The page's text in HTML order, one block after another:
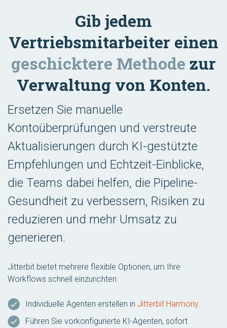
Gib jedem
Vertriebsmitarbeiter einen
geschicktere Methode zur
Verwaltung von Konten.
Ersetzen Sie manuelle
Kontoüberprüfungen und verstreute
Aktualisierungen durch KI-gestützte
Empfehlungen und Echtzeit-Einblicke,
die Teams dabei helfen, die Pipeline-
Gesundheit zu verbessern, Risiken zu
reduzieren und mehr Umsatz zu
generieren.
Jitterbit bietet mehrere flexible Optionen, um Ihre
Workflows schnell einzurichten:
Individuelle Agenten erstellen in Jitterbit Harmony.
Führen Sie vorkonfigurierte KI-Agenten, sofort